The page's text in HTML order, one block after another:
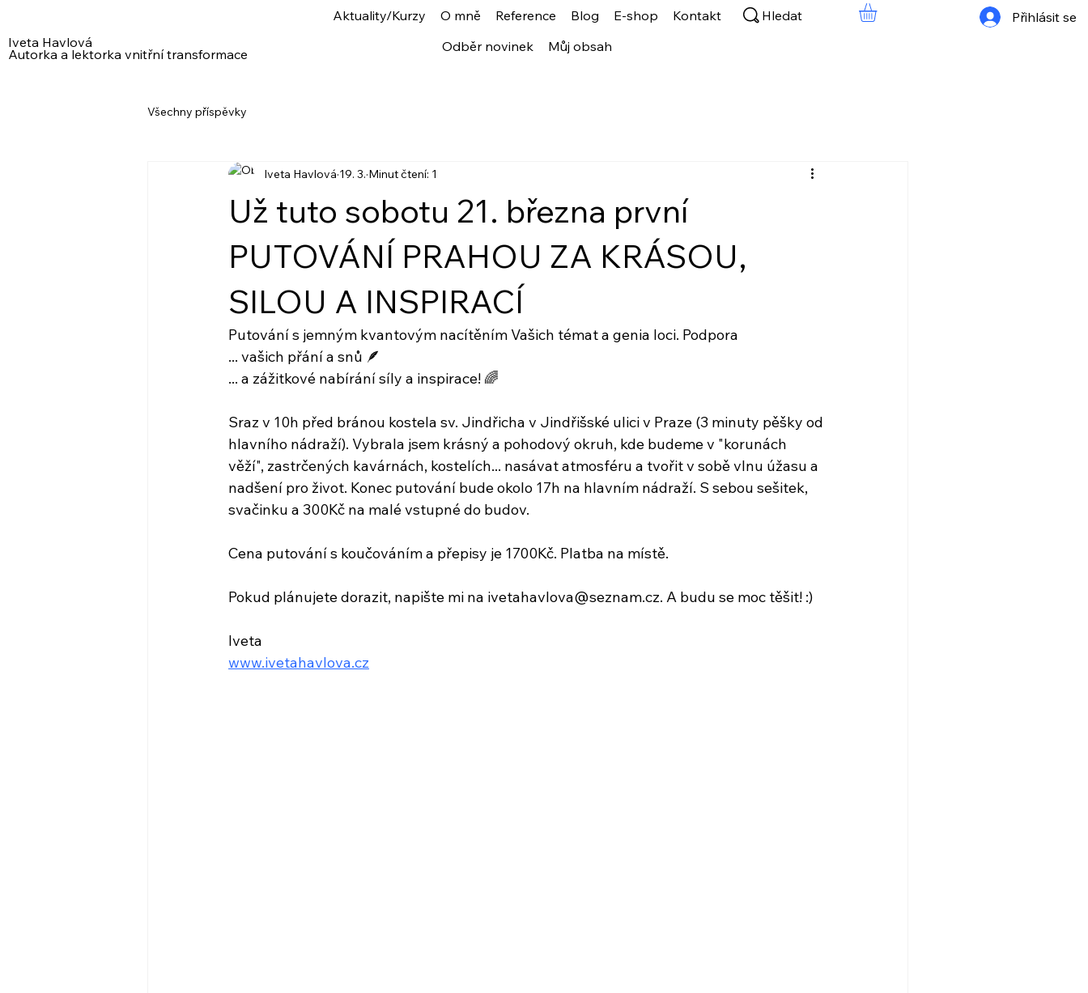
Iveta Havlová
Autorka a lektorka vnitřní transformace
Aktuality/Kurzy O mně Reference Blog E-shop
Kontakt
Odběr novinek
Můj obsah
Přihlásit se
Hledat
Všechny příspěvky
Už tuto sobotu 21. března první
PUTOVÁNÍ PRAHOU ZA KRÁSOU,
SILOU A INSPIRACÍ
Iveta Havlová 19. 3. Minut čtení: 1
Putování s jemným kvantovým nacítěním Vašich témat a genia loci. Podpora
... vašich přání a snů 🪶
... a zážitkové nabírání síly a inspirace! 🌈
Sraz v 10h před bránou kostela sv. Jindřicha v Jindřišské ulici v Praze (3 minuty pěšky od
hlavního nádraží). Vybrala jsem krásný a pohodový okruh, kde budeme v "korunách
věží", zastrčených kavárnách, kostelích... nasávat atmosféru a tvořit v sobě vlnu úžasu a
nadšení pro život. Konec putování bude okolo 17h na hlavním nádraží. S sebou sešitek,
svačinku a 300Kč na malé vstupné do budov.
Cena putování s koučováním a přepisy je 1700Kč. Platba na místě.
Pokud plánujete dorazit, napište mi na ivetahavlova@seznam.cz. A budu se moc těšit! :)
Iveta
www.ivetahavlova.cz